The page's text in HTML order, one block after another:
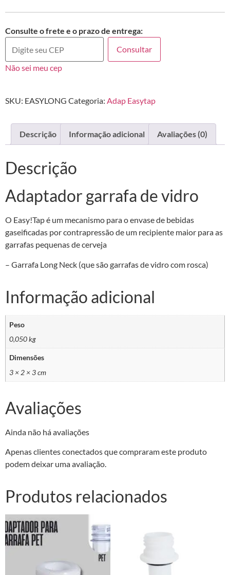
Consulte o frete e o prazo de entrega:
Consultar
Não sei meu cep
SKU: EASYLONG Categoria: Adap Easytap
Descrição Informação adicional Avaliações (0)
Descrição
Adaptador garrafa de vidro
O Easy!Tap é um mecanismo para o envase de bebidas
gaseificadas por contrapressão de um recipiente maior para as
garrafas pequenas de cerveja
– Garrafa Long Neck (que são garrafas de vidro com rosca)
Informação adicional
Peso
0,050 kg
Dimensões
3 × 2 × 3 cm
Avaliações
Ainda não há avaliações
Apenas clientes conectados que compraram este produto
podem deixar uma avaliação.
Produtos relacionados